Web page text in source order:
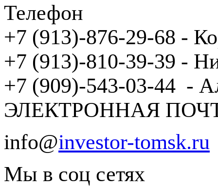
Телефон
+7 (913)-876-29-68 -
+7 (913)-810-39-39 -
+7 (909)-543-03-44 -
ЭЛЕКТРОННАЯ
info@investor-tomsk.ru
Мы в соц сетях